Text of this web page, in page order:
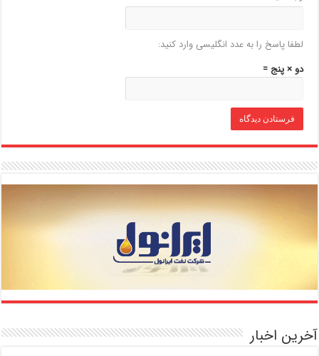
لطفا پاسخ را به عدد انگلیسی وارد کنید:
دو × پنج =
آخرین اخبار